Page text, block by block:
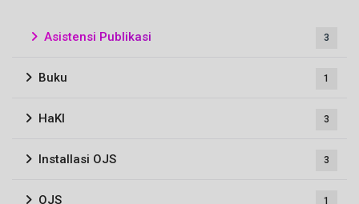
Asistensi Publikasi 3
Buku 1
HaKI 3
Installasi OJS 3
OJS 1